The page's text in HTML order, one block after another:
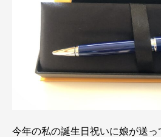
今年の私の誕生日祝いに娘が送